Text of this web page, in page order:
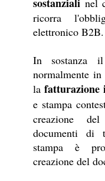
nel
ricorra
elettronico B2B.
In sostanza il
normalmente
la fatturazione
e stampa
creazione
documenti di
stampa è
creazione del